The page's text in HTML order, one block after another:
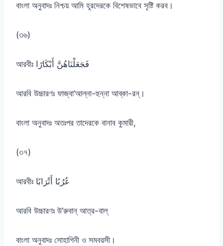
বাংলা অনুবাদঃ নিশ্চয় আমি হূরদেরকে বিশেষভাবে সৃষ্টি করব।
(৩৬)
আরবীঃ فَجَعَلْنَاهُنَّ أَبْكَارًا
আরবি উচ্চারণঃ ফাজ্বা‘আল্না-হুন্না আব্কা-রন্।
বাংলা অনুবাদঃ অতঃপর তাদেরকে বানাব কুমারী,
(৩৭)
আরবীঃ عُرُبًا أَتْرَابًا
আরবি উচ্চারণঃ উ’রুবান্ আত্র-বাল্
বাংলা অনুবাদঃ সোহাগিনী ও সমবয়সী।